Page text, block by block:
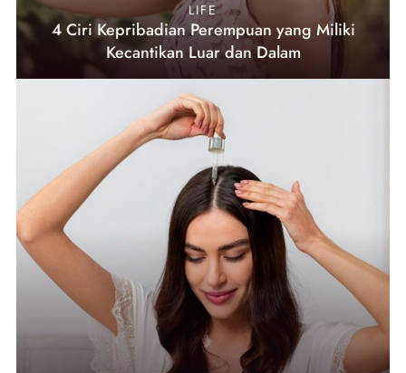
LIFE
4 Ciri Kepribadian Perempuan yang Miliki
Kecantikan Luar dan Dalam